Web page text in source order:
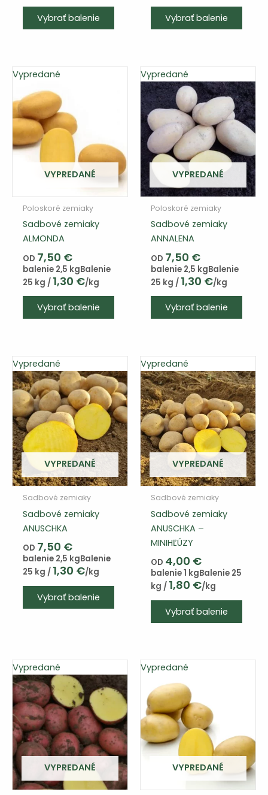
Vybrať balenie
Tento
variantov.
Varianty
môžete
vybrať
stránke
produktu
Vybrať balenie
Vypredané
VYPREDANÉ
Poloskoré zemiaky
Sadbové zemiaky
ALMONDA
OD 7,50 €
balenie 2,5 kgBalenie
25 kg / 1,30 €/kg
Vybrať balenie
Vypredané
VYPREDANÉ
Poloskoré zemiaky
Sadbové zemiaky
ANNALENA
OD 7,50 €
balenie 2,5 kgBalenie
25 kg / 1,30 €/kg
Vybrať balenie
Vypredané
VYPREDANÉ
Sadbové zemiaky
Sadbové zemiaky
ANUSCHKA
OD 7,50 €
balenie 2,5 kgBalenie
25 kg / 1,30 €/kg
Vybrať balenie
Tento
Varianty
si
môžete
vybrať
na
stránke
produktu
Vypredané
VYPREDANÉ
Sadbové zemiaky
Sadbové zemiaky
ANUSCHKA –
MINIHĽÚZY
OD 4,00 €
balenie 1 kgBalenie 25
kg / 1,80 €/kg
Vybrať balenie
Tento
Vypredané
VYPREDANÉ
Vypredané
VYPREDANÉ